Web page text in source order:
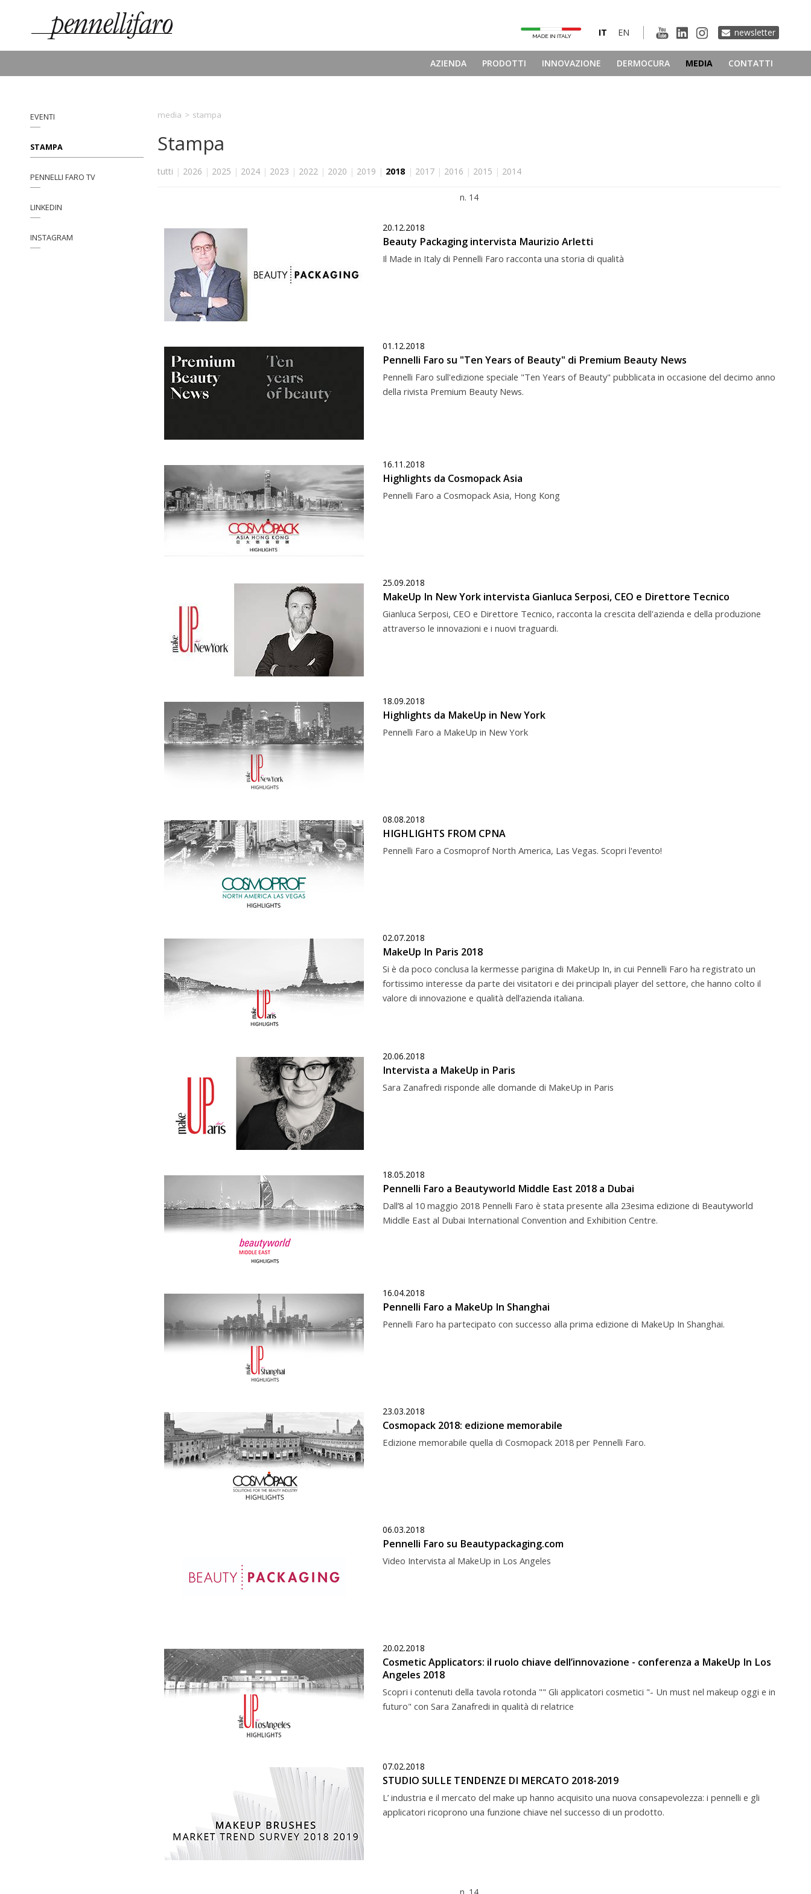
newsletter
EN
IT
AZIENDA PRODOTTI INNOVAZIONE DERMOCURA MEDIA CONTATTI
EVENTI
STAMPA
PENNELLI FARO TV
LINKEDIN
INSTAGRAM
media > stampa
Stampa
tutti | 2026 | 2025 | 2024| 2023 | 2022| 2020 | 2019 | 2018 | 2017| 2016 | 2015 | 2014
n. 14
20.12.2018
Beauty Packaging intervista Maurizio Arletti
Il Made in Italy di Pennelli Faro racconta una storia di qualità
01.12.2018
Pennelli Faro su "Ten Years of Beauty" di Premium Beauty News
Pennelli Faro sull'edizione speciale "Ten Years of Beauty" pubblicata in occasione del decimo anno
della rivista Premium Beauty News.
16.11.2018
Highlights da Cosmopack Asia
Pennelli Faro a Cosmopack Asia, Hong Kong
25.09.2018
MakeUp In New York intervista Gianluca Serposi, CEO e Direttore Tecnico
Gianluca Serposi, CEO e Direttore Tecnico, racconta la crescita dell'azienda e della produzione
attraverso le innovazioni e i nuovi traguardi.
18.09.2018
Highlights da MakeUp in New York
Pennelli Faro a MakeUp in New York
08.08.2018
HIGHLIGHTS FROM CPNA
Pennelli Faro a Cosmoprof North America, Las Vegas. Scopri l'evento!
02.07.2018
MakeUp In Paris 2018
Si è da poco conclusa la kermesse parigina di MakeUp In, in cui Pennelli Faro ha registrato un
fortissimo interesse da parte dei visitatori e dei principali player del settore, che hanno colto il
valore di innovazione e qualità dell’azienda italiana.
20.06.2018
Intervista a MakeUp in Paris
Sara Zanafredi risponde alle domande di MakeUp in Paris
18.05.2018
Pennelli Faro a Beautyworld Middle East 2018 a Dubai
Dall’8 al 10 maggio 2018 Pennelli Faro è stata presente alla 23esima edizione di Beautyworld
Middle East al Dubai International Convention and Exhibition Centre.
16.04.2018
Pennelli Faro a MakeUp In Shanghai
Pennelli Faro ha partecipato con successo alla prima edizione di MakeUp In Shanghai.
23.03.2018
Cosmopack 2018: edizione memorabile
Edizione memorabile quella di Cosmopack 2018 per Pennelli Faro.
06.03.2018
Pennelli Faro su Beautypackaging.com
Video Intervista al MakeUp in Los Angeles
20.02.2018
Cosmetic Applicators: il ruolo chiave dell’innovazione - conferenza a MakeUp In Los
Angeles 2018
Scopri i contenuti della tavola rotonda "" Gli applicatori cosmetici "- Un must nel makeup oggi e in
futuro" con Sara Zanafredi in qualità di relatrice
07.02.2018
STUDIO SULLE TENDENZE DI MERCATO 2018-2019
L’ industria e il mercato del make up hanno acquisito una nuova consapevolezza: i pennelli e gli
applicatori ricoprono una funzione chiave nel successo di un prodotto.